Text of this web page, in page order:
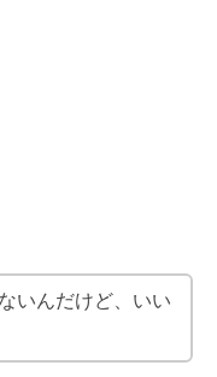
いんだけど、いい